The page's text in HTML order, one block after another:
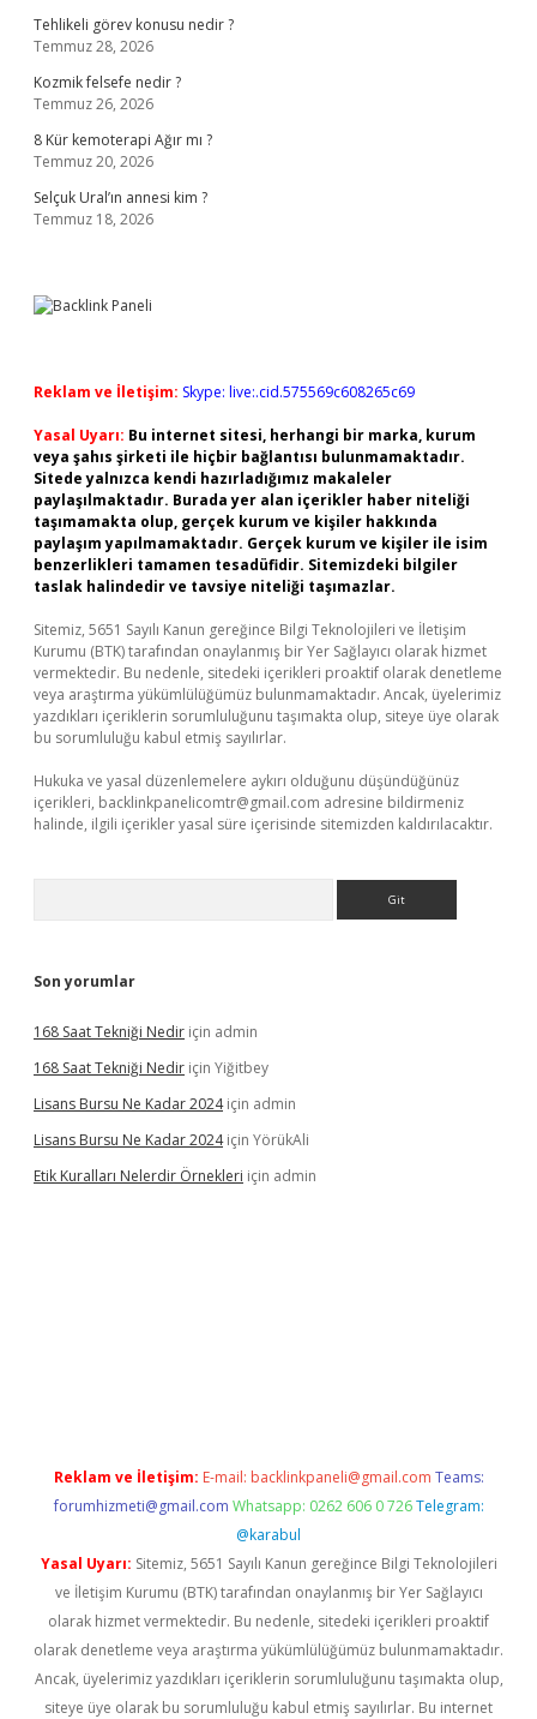
Tehlikeli görev konusu nedir ?
Temmuz 28, 2026
Kozmik felsefe nedir ?
Temmuz 26, 2026
8 Kür kemoterapi Ağır mı ?
Temmuz 20, 2026
Selçuk Ural’ın annesi kim ?
Temmuz 18, 2026
Reklam ve İletişim: Skype: live:.cid.575569c608265c69
Yasal Uyarı: Bu internet sitesi, herhangi bir marka, kurum
veya şahıs şirketi ile hiçbir bağlantısı bulunmamaktadır.
Sitede yalnızca kendi hazırladığımız makaleler
paylaşılmaktadır. Burada yer alan içerikler haber niteliği
taşımamakta olup, gerçek kurum ve kişiler hakkında
paylaşım yapılmamaktadır. Gerçek kurum ve kişiler ile isim
benzerlikleri tamamen tesadüfidir. Sitemizdeki bilgiler
taslak halindedir ve tavsiye niteliği taşımazlar.
Sitemiz, 5651 Sayılı Kanun gereğince Bilgi Teknolojileri ve İletişim
Kurumu (BTK) tarafından onaylanmış bir Yer Sağlayıcı olarak hizmet
vermektedir. Bu nedenle, sitedeki içerikleri proaktif olarak denetleme
veya araştırma yükümlülüğümüz bulunmamaktadır. Ancak, üyelerimiz
yazdıkları içeriklerin sorumluluğunu taşımakta olup, siteye üye olarak
bu sorumluluğu kabul etmiş sayılırlar.
Hukuka ve yasal düzenlemelere aykırı olduğunu düşündüğünüz
içerikleri, backlinkpanelicomtr@gmail.com adresine bildirmeniz
halinde, ilgili içerikler yasal süre içerisinde sitemizden kaldırılacaktır.
Son yorumlar
168 Saat Tekniği Nedir için admin
168 Saat Tekniği Nedir için Yiğitbey
Lisans Bursu Ne Kadar 2024için admin
Lisans Bursu Ne Kadar 2024için YörükAli
Etik Kuralları Nelerdir Örnekleri için admin
Reklam ve İletişim: E-mail: backlinkpaneli@gmail.com Teams:
forumhizmeti@gmail.com Whatsapp: 0262 606 0 726 Telegram:
@karabul
Yasal Uyarı: Sitemiz, 5651 Sayılı Kanun gereğince Bilgi Teknolojileri
ve İletişim Kurumu (BTK) tarafından onaylanmış bir Yer Sağlayıcı
olarak hizmet vermektedir. Bu nedenle, sitedeki içerikleri proaktif
olarak denetleme veya araştırma yükümlülüğümüz bulunmamaktadır.
Ancak, üyelerimiz yazdıkları içeriklerin sorumluluğunu taşımakta olup,
siteye üye olarak bu sorumluluğu kabul etmiş sayılırlar. Bu internet